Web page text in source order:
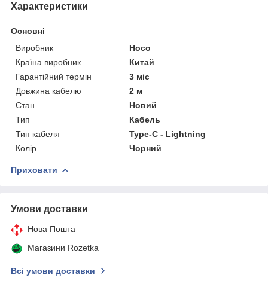
Характеристики
Основні
Виробник
Hoco
Країна виробник
Китай
Гарантійний термін
3 міс
Довжина кабелю
2 м
Стан
Новий
Тип
Кабель
Тип кабеля
Type-C - Lightning
Колір
Чорний
Приховати
Умови доставки
Нова Пошта
Магазини Rozetka
Всі умови доставки